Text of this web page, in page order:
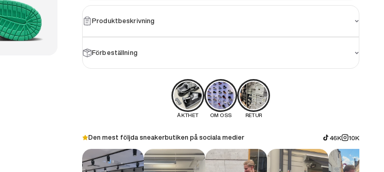
Produktbeskrivning
Förbeställning
ÄKTHET OM OSS RETUR
Den mest följda sneakerbutiken på sociala medier 46K 10K